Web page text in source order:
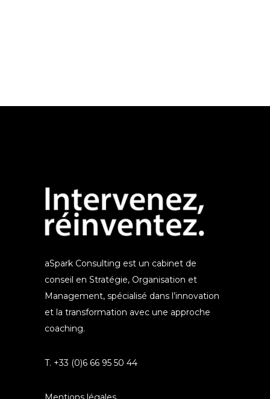
aSpark Consulting est un cabinet de
conseil en Stratégie, Organisation et
Management, spécialisé dans l’innovation
et la transformation avec une approche
coaching.
T. +33 (0)6 66 95 50 44